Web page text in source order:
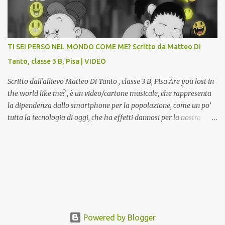
potranno studiare e riscoprire: i Gessi storici dell’ex-Istituto d’Arte,
attualmente musealizzati nella Gipsoteca della Biblioteca
Comunale "Peppino Impastato" di Cascina. Quadri, disegni,
progetti di arredamento e di mobili, intarsi ed intagli lignei
da allievi e studenti dell’Istituto d’Arte durante il...
TI SEI PERSO NEL MONDO COME ME? Scritto da Matteo Di
Tanto, classe 3 B, Pisa | VIDEO
Scritto dall’allievo Matteo Di Tanto , classe 3 B, Pisa Are you lost in
the world like me? , è un video/cartone musicale, che rappresenta
la dipendenza dallo smartphone per la popolazione, come un po’
tutta la tecnologia di oggi, che ha effetti dannosi per la nostra
valori umani, fatti di rapporti sociali, come amicizia, amore,
Powered by Blogger